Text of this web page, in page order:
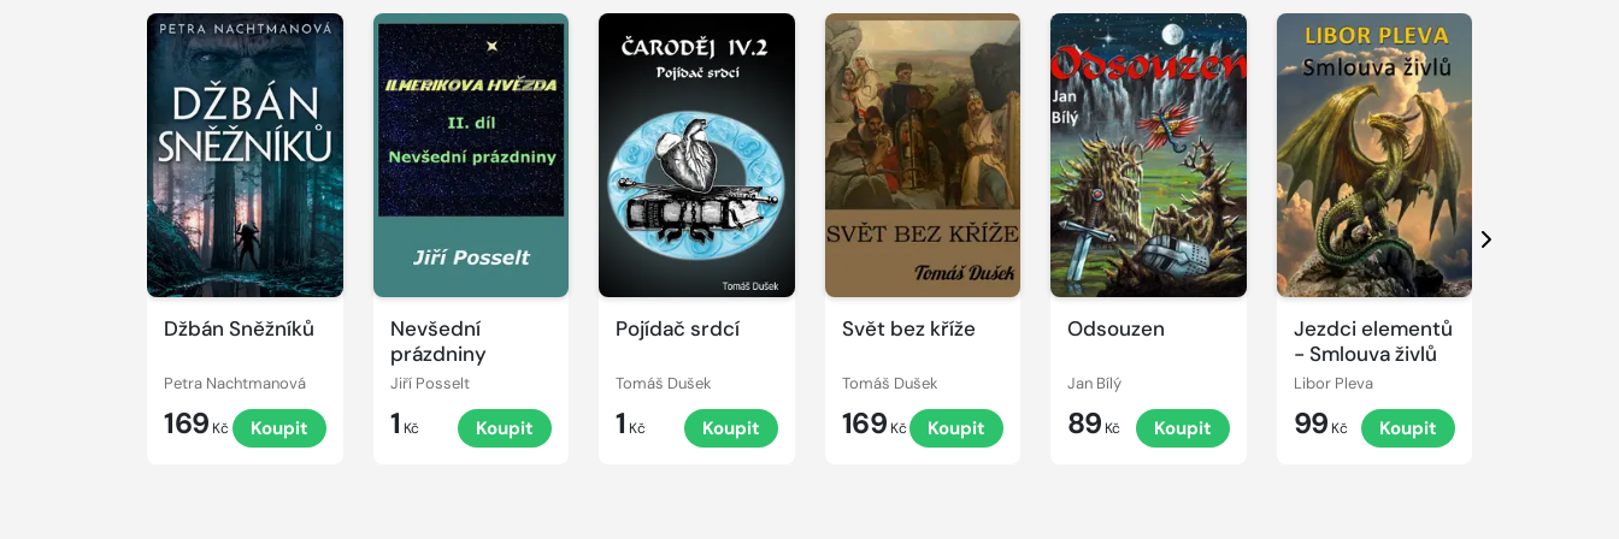
Džbán Sněžníků
Petra Nachtmanová
169 Kč Koupit
Nevšední
prázdniny
Jiří Posselt
1 Kč Koupit
Pojídač srdcí
Tomáš Dušek
1 Kč Koupit
Svět bez kříže
Tomáš Dušek
169 Kč Koupit
Odsouzen
Jan Bílý
89 Kč Koupit
Jezdci elementů
- Smlouva živlů
Libor Pleva
99 Kč Koupit
Další